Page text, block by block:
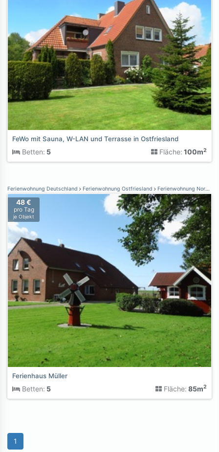
FeWo mit Sauna, W-LAN und Terrasse in Ostfriesland
Betten: 5 Fläche: 100m2
Ferienwohnung Deutschland Ferienwohnung Ostfriesland Ferienwohnung Norden Norddeich
48 €
pro Tag
je Objekt
Ferienhaus Müller
Betten: 5 Fläche: 85m2
1